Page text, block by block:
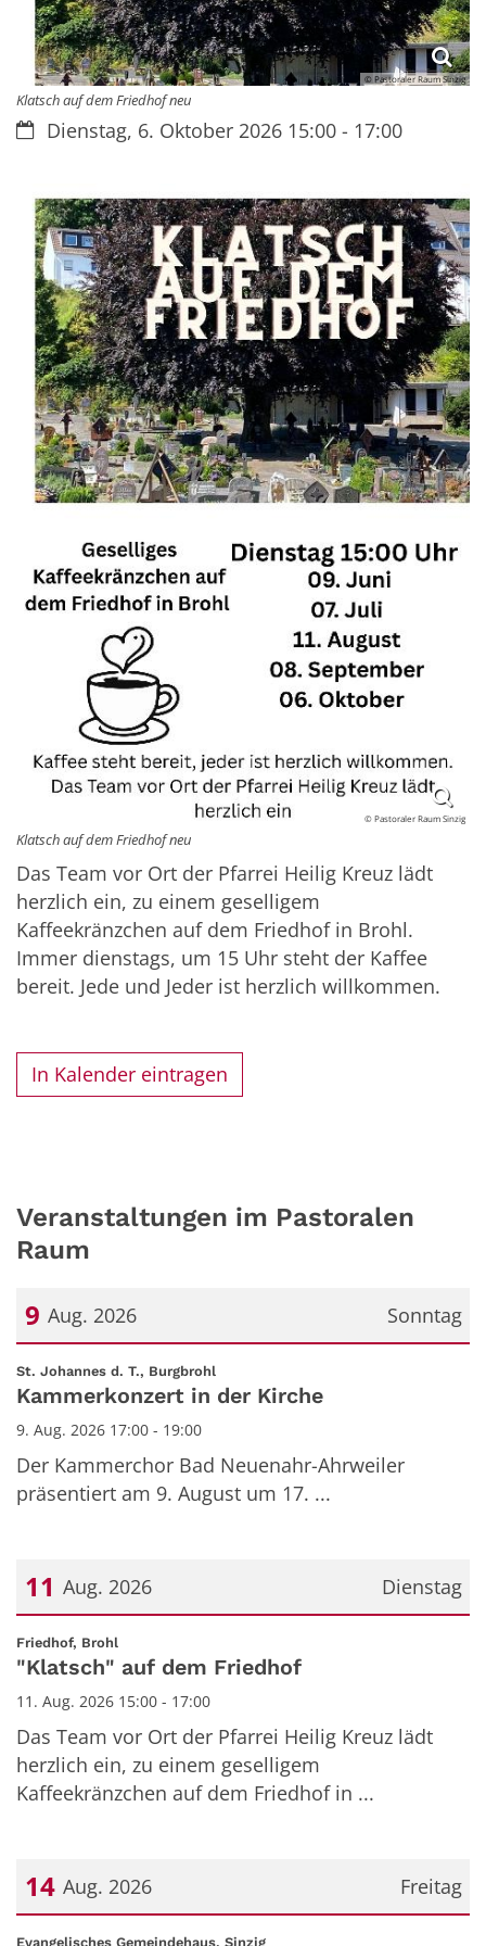
© Pastoraler Raum Sinzig
Klatsch auf dem Friedhof neu
Datum:Dienstag, 6. Oktober 2026 15:00 - 17:00
© Pastoraler Raum Sinzig
Klatsch auf dem Friedhof neu
Das Team vor Ort der Pfarrei Heilig Kreuz lädt
herzlich ein, zu einem geselligem
Kaffeekränzchen auf dem Friedhof in Brohl.
Immer dienstags, um 15 Uhr steht der Kaffee
bereit. Jede und Jeder ist herzlich willkommen.
In Kalender eintragen
Veranstaltungen im Pastoralen
Raum
Sonntag
9 Aug. 2026
Datum: 9. August 2026
St. Johannes d. T., Burgbrohl:
Kammerkonzert in der Kirche
9. Aug. 2026 17:00 - 19:00
Der Kammerchor Bad Neuenahr-Ahrweiler
präsentiert am 9. August um 17. ...
Dienstag
11 Aug. 2026
Datum: 11. August 2026
Friedhof, Brohl
"Klatsch" auf dem Friedhof
11. Aug. 2026 15:00 - 17:00
Das Team vor Ort der Pfarrei Heilig Kreuz lädt
herzlich ein, zu einem geselligem
Kaffeekränzchen auf dem Friedhof in ...
Freitag
14 Aug. 2026
Datum: 14. August 2026
Evangelisches Gemeindehaus, Sinzig: